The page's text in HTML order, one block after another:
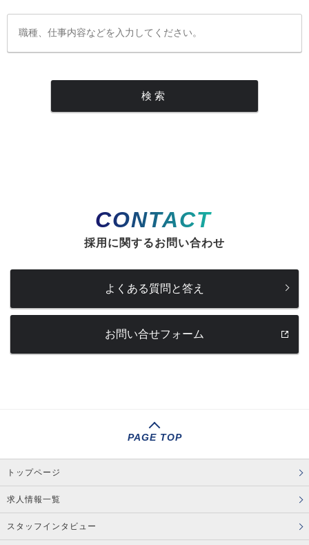
CONTACT
採用に関するお問い合わせ
よくある質問と答え
お問い合せフォーム
PAGE TOP
トップページ
求人情報一覧
スタッフインタビュー